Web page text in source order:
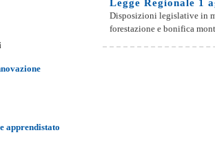
Legge Regionale 1
Disposizioni legislative in
forestazione e bonifica
apprendistato